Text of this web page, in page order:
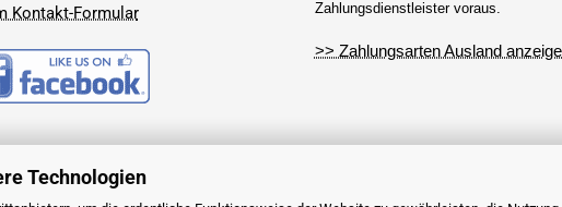
Technologien
Kontakt-Formular
Zahlungsdienstleister voraus.
>> Zahlungsarten Ausland